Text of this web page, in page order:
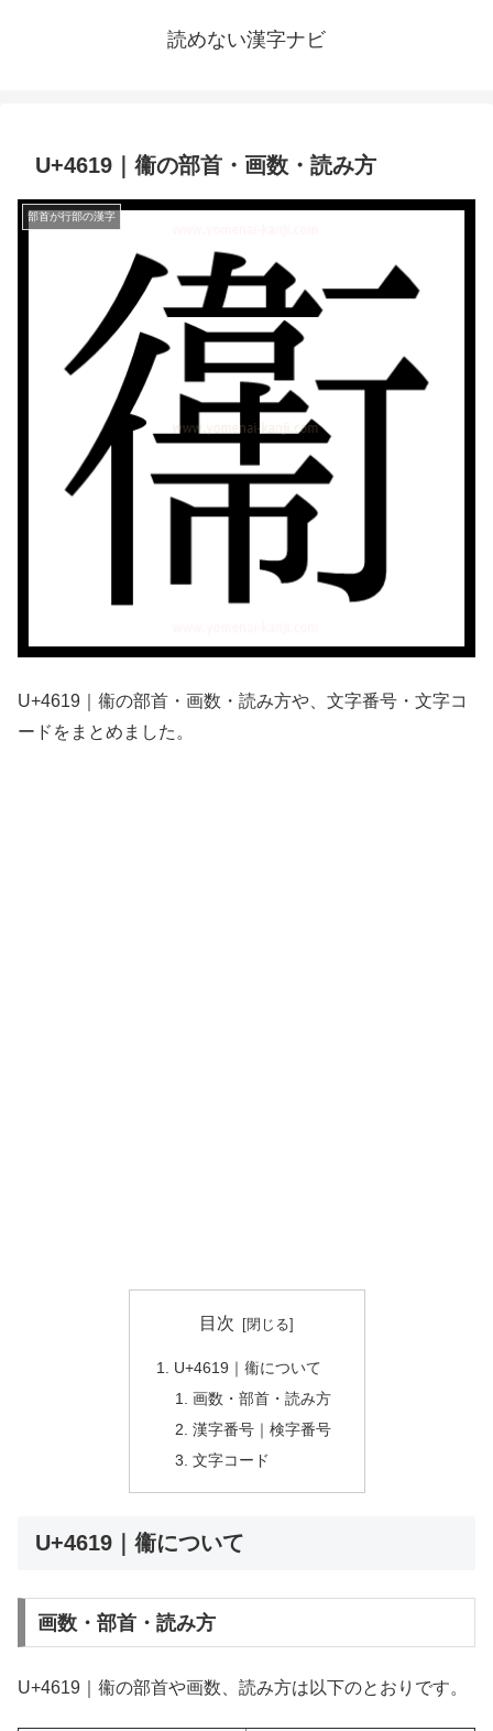
読めない漢字ナビ
U+4619｜䘙の部首・画数・読み方
部首が行部の漢字
U+4619｜䘙の部首・画数・読み方や、文字番号・文字コ
ードをまとめました。
目次
U+4619｜䘙について
画数・部首・読み方
漢字番号｜検字番号
文字コード
U+4619｜䘙について
画数・部首・読み方
U+4619｜䘙の部首や画数、読み方は以下のとおりです。